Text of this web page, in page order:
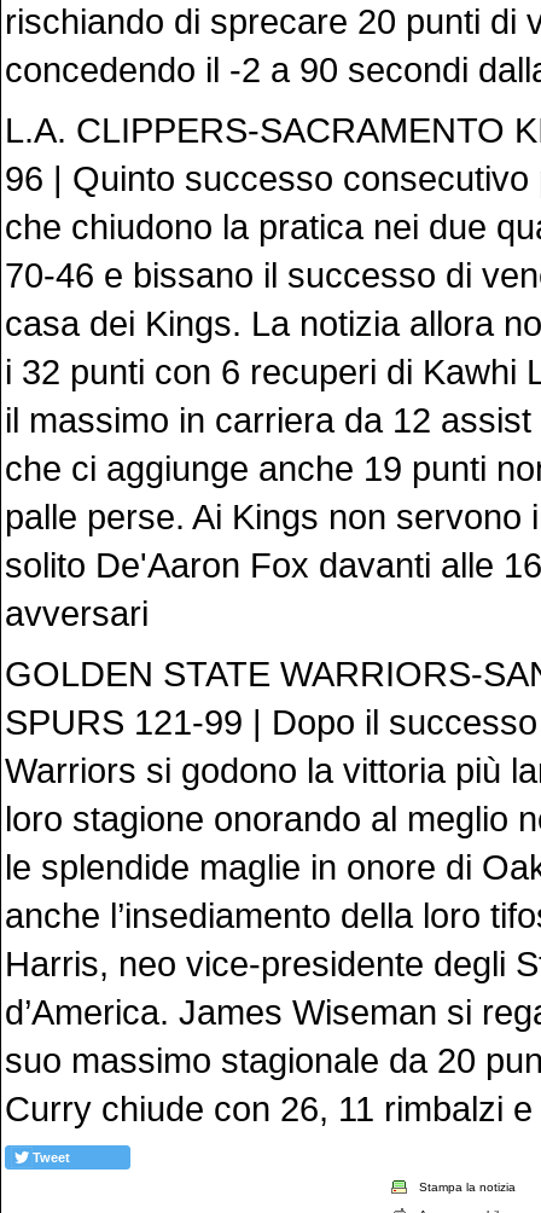
rischiando di sprecare 20 punti di
concedendo il -2 a 90 secondi
L.A. CLIPPERS-SACRAMENTO
96 | Quinto successo consecutivo
che chiudono la pratica nei due
70-46 e bissano il successo di
casa dei Kings. La notizia allora
i 32 punti con 6 recuperi di Kawhi
il massimo in carriera da 12
che ci aggiunge anche 19 punti
palle perse. Ai Kings non servono
solito De'Aaron Fox davanti alle
avversari
GOLDEN STATE WARRIORS-
SPURS 121-99 | Dopo il
Warriors si godono la vittoria più
loro stagione onorando al meglio
le splendide maglie in onore di
anche l’insediamento della loro
Harris, neo vice-presidente degli
d’America. James Wiseman si
suo massimo stagionale da 20
Curry chiude con 26, 11 rimbalzi
Tweet
Stampa la notizia